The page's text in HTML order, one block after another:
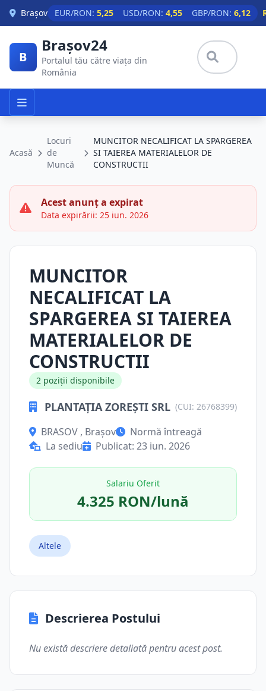
Skip to main content
Brașov EUR/RON: 5,25 USD/RON: 4,55 GBP/RON: 6,12
B
Brașov24
Portalul tău către viața din
România
Acasă
Locuri
de
Muncă
MUNCITOR NECALIFICAT LA SPARGEREA
SI TAIEREA MATERIALELOR DE
CONSTRUCTII
Acest anunț a expirat
Data expirării: 25 iun. 2026
MUNCITOR
NECALIFICAT LA
SPARGEREA SI TAIEREA
MATERIALELOR DE
CONSTRUCTII
2 poziții disponibile
PLANTAŢIA ZOREŞTI SRL (CUI: 26768399)
BRASOV , Brașov
Normă întreagă
La sediu
Publicat: 23 iun. 2026
Salariu Oferit
4.325 RON/lună
Altele
Descrierea Postului
Nu există descriere detaliată pentru acest post.